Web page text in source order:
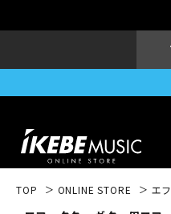
TOP ONLINE STORE エ